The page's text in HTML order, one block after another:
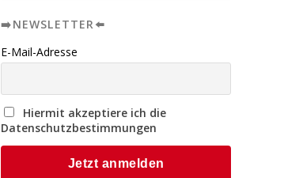
➡️NEWSLETTER⬅️
E-Mail-Adresse
Hiermit akzeptiere ich die
Datenschutzbestimmungen